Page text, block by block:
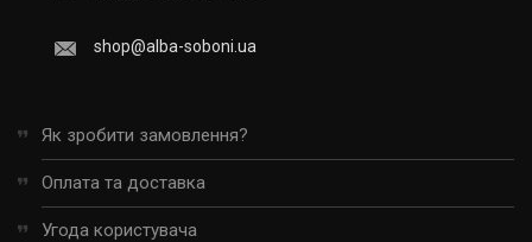
shop@alba-soboni.ua
Як зробити замовлення?
Оплата та доставка
Угода користувача